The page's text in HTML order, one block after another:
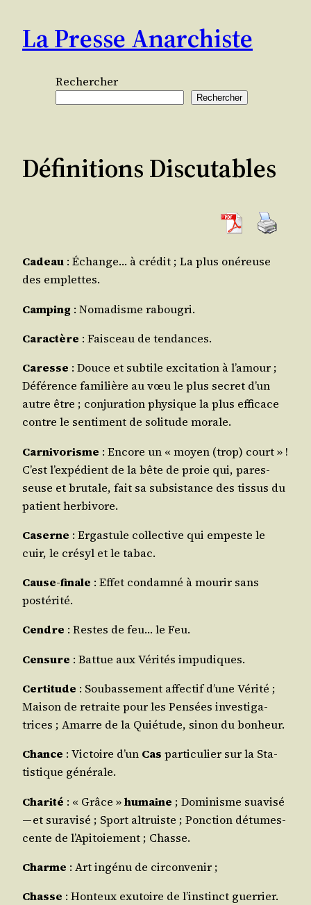
contenu
La Presse Anarchiste
Rechercher
Rechercher
Définitions Discutables
Cadeau : Échange… à cré­dit ; La plus oné­reuse
des emplettes.
Cam­ping : Noma­disme rabougri.
Carac­tère : Fais­ceau de tendances.
Caresse : Douce et sub­tile exci­ta­tion à l’a­mour ;
Défé­rence fami­lière au vœu le plus secret d’un
autre être ; conju­ra­tion phy­sique la plus effi­cace
contre le sen­ti­ment de soli­tude morale.
Car­ni­vo­risme : Encore un « moyen (trop) court » !
C’est l’ex­pé­dient de la bête de proie qui, pares­
seuse et bru­tale, fait sa sub­sis­tance des tis­sus du
patient herbivore.
Caserne : Ergas­tule col­lec­tive qui empeste le
cuir, le cré­syl et le tabac.
Cause-finale : Effet condam­né à mou­rir sans
postérité.
Cendre : Restes de feu… le Feu.
Cen­sure : Bat­tue aux Véri­tés impudiques.
Cer­ti­tude : Sou­bas­se­ment affec­tif d’une Véri­té ;
Mai­son de retraite pour les Pen­sées inves­ti­ga­
trices ; Amarre de la Quié­tude, sinon du bonheur.
Chance : Vic­toire d’un Cas par­ti­cu­lier sur la Sta­
tis­tique générale.
Cha­ri­té : « Grâce »humaine ; Domi­nisme sua­vi­sé
— et sur­avi­sé ; Sport altruiste ; Ponc­tion détu­mes­
cente de l’A­pi­toie­ment ; Chasse.
Charme : Art ingé­nu de circonvenir ;
Chasse : Hon­teux exu­toire de l’ins­tinct guerrier.